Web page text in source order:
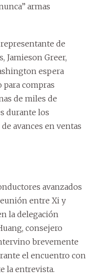
armas
representante de
Jamieson Greer,
espera
para compras
de miles de
durante los
avances en ventas
avanzados
entre Xi y
la delegación
consejero
brevemente
el encuentro con
la entrevista.